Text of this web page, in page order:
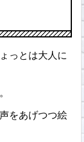
っとは大人に
をあげつつ絵